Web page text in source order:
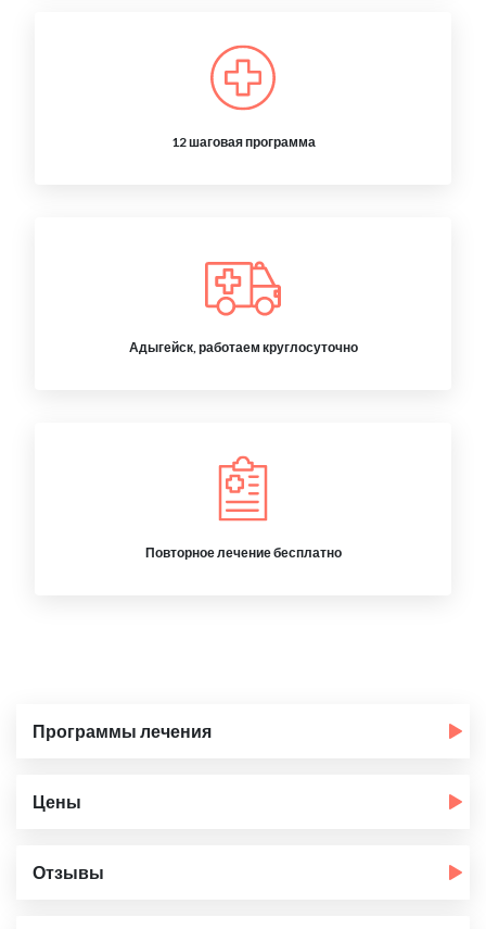
12 шаговая программа
Адыгейск, работаем круглосуточно
Повторное лечение бесплатно
Программы лечения
Цены
Отзывы